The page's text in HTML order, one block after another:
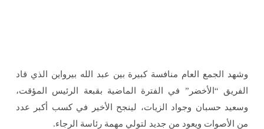
وشهد الجمع العام منافسة كبيرة بين عبد الله بيرواين الذي قاد
الفريق “الأخضر” في الفترة الماضية بقبعة الرئيس المؤقت،
وسعيد حسبان وجواد الزيات، لينجح الأخير في كسب أكبر عدد
من الأصوات ويعود من جديد لتولي مهمة رئاسة الرجاء.